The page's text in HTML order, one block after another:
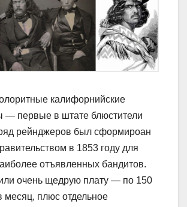
калифорнийские
— первые в штате блюстители
рейнджеров был сформироан
в 1853 году для
отъявленных бандитов.
очень щедрую плату — по 150
месяц, плюс отдельное